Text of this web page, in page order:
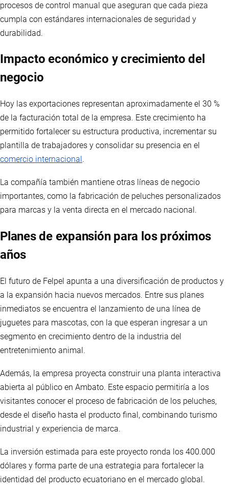
procesos de control manual que aseguran que cada pieza
cumpla con estándares internacionales de seguridad y
durabilidad.
Impacto económico y crecimiento del
negocio
Hoy las exportaciones representan aproximadamente el 30 %
de la facturación total de la empresa. Este crecimiento ha
permitido fortalecer su estructura productiva, incrementar su
plantilla de trabajadores y consolidar su presencia en el
comercio internacional .
La compañía también mantiene otras líneas de negocio
importantes, como la fabricación de peluches personalizados
para marcas y la venta directa en el mercado nacional.
Planes de expansión para los próximos
años
El futuro de Felpel apunta a una diversificación de productos y
a la expansión hacia nuevos mercados. Entre sus planes
inmediatos se encuentra el lanzamiento de una línea de
juguetes para mascotas, con la que esperan ingresar a un
segmento en crecimiento dentro de la industria del
entretenimiento animal.
Además, la empresa proyecta construir una planta interactiva
abierta al público en Ambato. Este espacio permitiría a los
visitantes conocer el proceso de fabricación de los peluches,
desde el diseño hasta el producto final, combinando turismo
industrial y experiencia de marca.
La inversión estimada para este proyecto ronda los 400.000
dólares y forma parte de una estrategia para fortalecer la
identidad del producto ecuatoriano en el mercado global.